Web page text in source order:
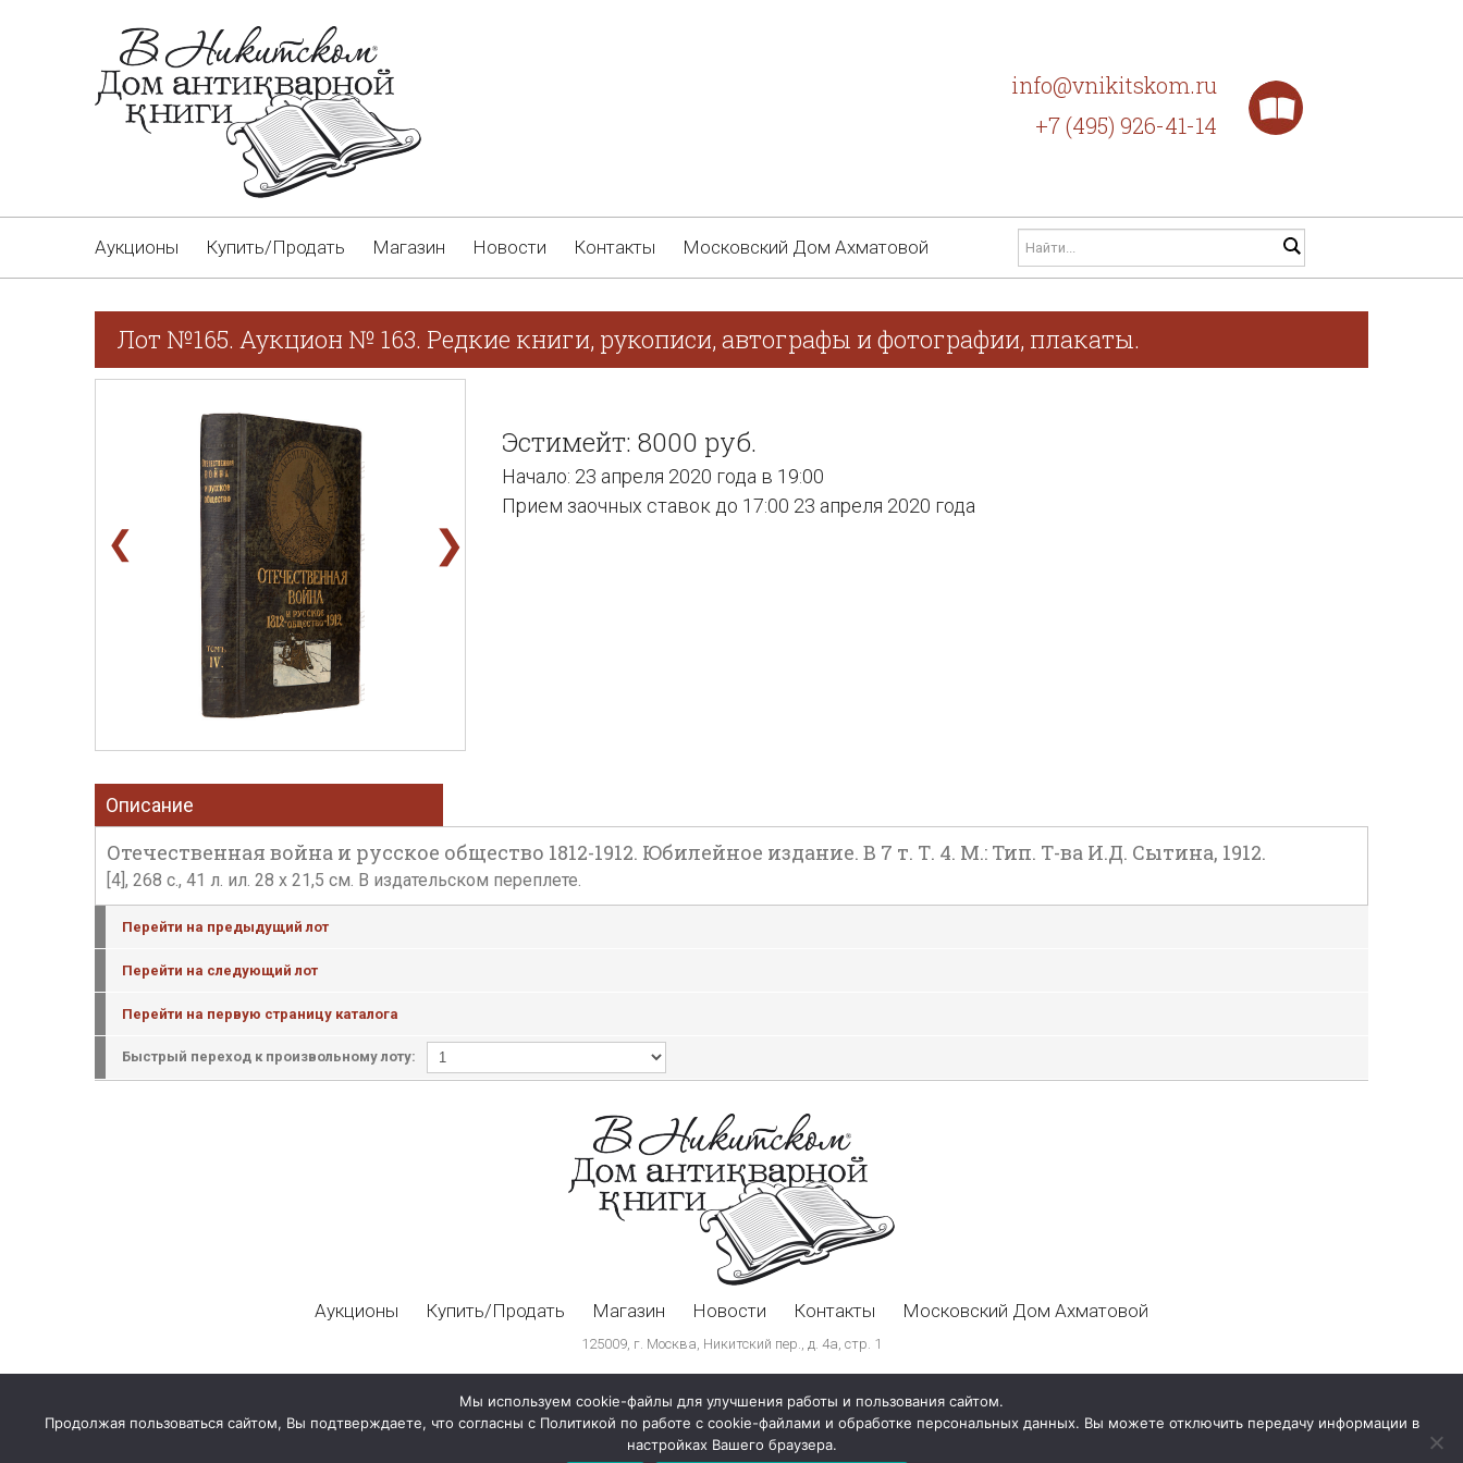
info@vnikitskom.ru
+7 (495) 926-41-14
Аукционы Купить/Продать Магазин Новости Контакты Московский Дом Ахматовой
Лот №165. Аукцион № 163. Редкие книги, рукописи, автографы и фотографии, плакаты.
❮ ❯
Эстимейт: 8000 руб.
Начало: 23 апреля 2020 года в 19:00
Прием заочных ставок до 17:00 23 апреля 2020 года
Описание
Отечественная война и русское общество 1812-1912. Юбилейное издание. В 7 т. Т. 4. М.: Тип. Т-ва И.Д. Сытина, 1912.
[4], 268 с., 41 л. ил. 28 x 21,5 см. В издательском переплете.
Перейти на предыдущий лот
Перейти на следующий лот
Перейти на первую страницу каталога
Быстрый переход к произвольному лоту:
Аукционы Купить/Продать Магазин Новости Контакты Московский Дом Ахматовой
125009, г. Москва, Никитский пер., д. 4а, стр. 1
Мы используем cookie-файлы для улучшения работы и пользования сайтом.
Продолжая пользоваться сайтом, Вы подтверждаете, что согласны с Политикой по работе с cookie-файлами и обработке персональных данных. Вы можете отключить передачу информации в
настройках Вашего браузера.